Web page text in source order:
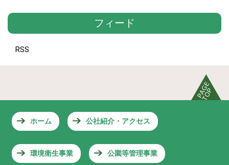
フィード
RSS
ホーム 公社紹介・アクセス
環境衛生事業 公園等管理事業